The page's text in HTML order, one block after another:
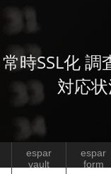
常時SSL化
対応
espar
vault
espar
form